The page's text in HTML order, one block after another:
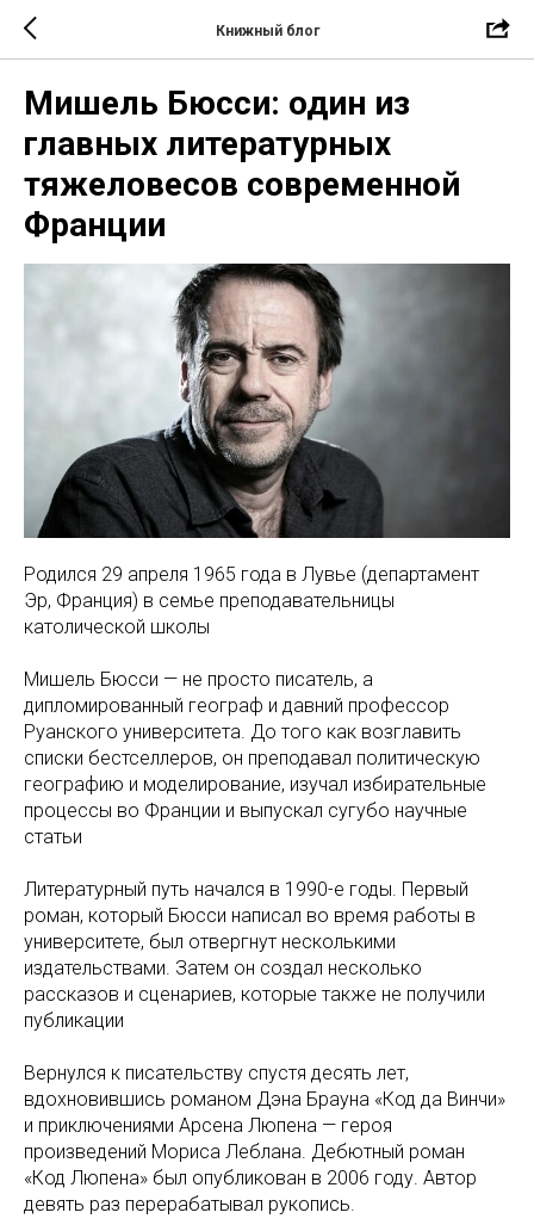
Книжный блог
Мишель Бюсси: один из
главных литературных
тяжеловесов современной
Франции
Родился 29 апреля 1965 года в Лувье (департамент
Эр, Франция) в семье преподавательницы
католической школы
Мишель Бюсси — не просто писатель, а
дипломированный географ и давний профессор
Руанского университета. До того как возглавить
списки бестселлеров, он преподавал политическую
географию и моделирование, изучал избирательные
процессы во Франции и выпускал сугубо научные
статьи
Литературный путь начался в 1990-е годы. Первый
роман, который Бюсси написал во время работы в
университете, был отвергнут несколькими
издательствами. Затем он создал несколько
рассказов и сценариев, которые также не получили
публикации
Вернулся к писательству спустя десять лет,
вдохновившись романом Дэна Брауна «Код да Винчи»
и приключениями Арсена Люпена — героя
произведений Мориса Леблана. Дебютный роман
«Код Люпена» был опубликован в 2006 году. Автор
девять раз перерабатывал рукопись.